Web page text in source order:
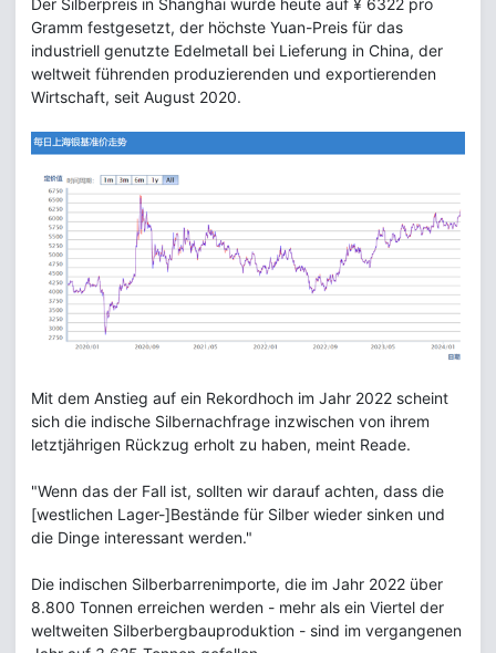
Der Silberpreis in Shanghai wurde heute auf ¥ 6322 pro
Gramm festgesetzt, der höchste Yuan-Preis für das
industriell genutzte Edelmetall bei Lieferung in China, der
weltweit führenden produzierenden und exportierenden
Wirtschaft, seit August 2020.
Mit dem Anstieg auf ein Rekordhoch im Jahr 2022 scheint
sich die indische Silbernachfrage inzwischen von ihrem
letztjährigen Rückzug erholt zu haben, meint Reade.
"Wenn das der Fall ist, sollten wir darauf achten, dass die
[westlichen Lager-]Bestände für Silber wieder sinken und
die Dinge interessant werden."
Die indischen Silberbarrenimporte, die im Jahr 2022 über
8.800 Tonnen erreichen werden - mehr als ein Viertel der
weltweiten Silberbergbauproduktion - sind im vergangenen